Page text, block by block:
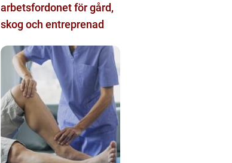
arbetsfordonet för gård,
skog och entreprenad